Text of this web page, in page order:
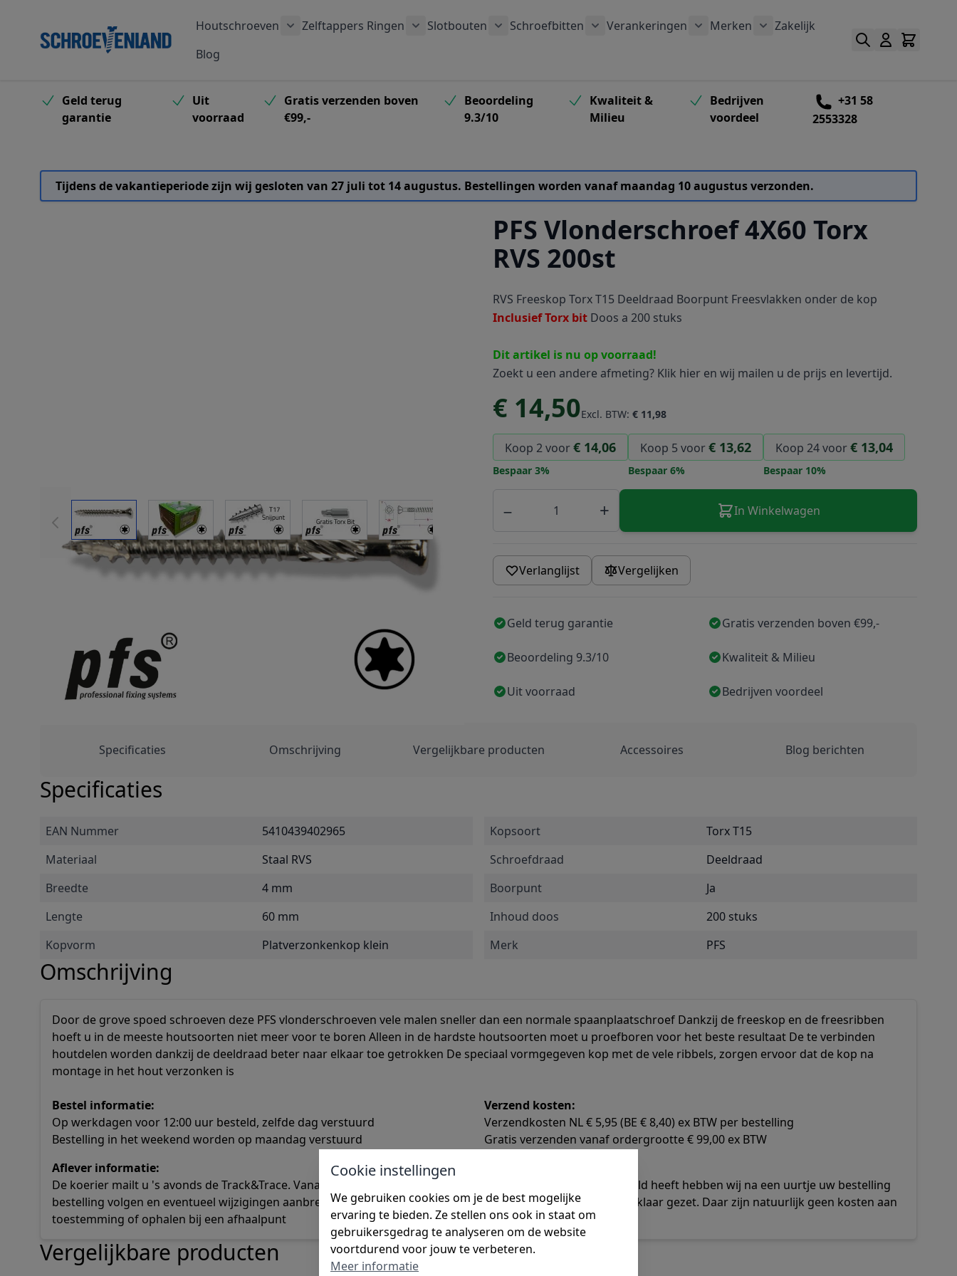
Houtschroeven
Zelftappers Ringen
Slotbouten
Schroefbitten
Verankeringen
Toon submenu voor Verankeringen categorie
Merken
Toon submenu voor Merken
Zakelijk
Blog
Geld terug
garantie
Uit
voorraad
Gratis verzenden boven
€99,-
Beoordeling
9.3/10
Kwaliteit &
Milieu
Bedrijven
voordeel
+31 58
2553328
Tijdens de vakantieperiode zijn wij gesloten van 27 juli tot 14 augustus. Bestellingen worden vanaf maandag 10 augustus verzonden.
PFS Vlonderschroef 4X60 Torx
RVS 200st
View larger imageView larger imageView larger imageView larger imageView larger imageView larger imageView larger imageView larger image
RVS Freeskop Torx T15 Deeldraad Boorpunt Freesvlakken onder de kop
Inclusief Torx bit Doos a 200 stuks
Dit artikel is nu op voorraad!
Zoekt u een andere afmeting? Klik hier en wij mailen u de prijs en levertijd.
€ 14,50Excl. BTW: € 11,98
Koop 2 voor€ 14,06
Bespaar 3%
Koop 5 voor€ 13,62
Bespaar 6%
Koop 24 voor€ 13,04
Bespaar 10%
− + In Winkelwagen
Verlanglijst Vergelijken
Geld terug garantie Gratis verzenden boven €99,-
Beoordeling 9.3/10 Kwaliteit & Milieu
Uit voorraad Bedrijven voordeel
Specificaties Omschrijving Vergelijkbare producten Accessoires Blog berichten
Specificaties
EAN Nummer
5410439402965
Materiaal
Staal RVS
Breedte
4 mm
Lengte
60 mm
Kopvorm
Platverzonkenkop klein
Kopsoort
Torx T15
Schroefdraad
Deeldraad
Boorpunt
Ja
Inhoud doos
200 stuks
Merk
PFS
Omschrijving
Door de grove spoed schroeven deze PFS vlonderschroeven vele malen sneller dan een normale spaanplaatschroef Dankzij de freeskop en de freesribben
hoeft u in de meeste houtsoorten niet meer voor te boren Alleen in de hardste houtsoorten moet u proefboren voor het beste resultaat De te verbinden
houtdelen worden dankzij de deeldraad beter naar elkaar toe getrokken De speciaal vormgegeven kop met de vele ribbels, zorgen ervoor dat de kop na
montage in het hout verzonken is
Bestel informatie:
Op werkdagen voor 12:00 uur besteld, zelfde dag verstuurd
Bestelling in het weekend worden op maandag verstuurd
Verzend kosten:
Verzendkosten NL € 5,95 (BE € 8,40) ex BTW per bestelling
Gratis verzenden vanaf ordergrootte € 99,00 ex BTW
Aflever informatie:
De koerier mailt u 's avonds de Track&Trace. Vanaf dat moment kan u uw
bestelling volgen en eventueel wijzigingen aanbrengen zoals neerzet
toestemming of ophalen bij een afhaalpunt
Nadat u uw schroeven besteld heeft hebben wij na een uurtje uw bestelling
bij elkaar gezocht en voor u klaar gezet. Daar zijn natuurlijk geen kosten aan
verbonden
Vergelijkbare producten
Cookie instellingen
We gebruiken cookies om je de best mogelijke
ervaring te bieden. Ze stellen ons ook in staat om
gebruikersgedrag te analyseren om de website
voortdurend voor jouw te verbeteren.
Meer informatie